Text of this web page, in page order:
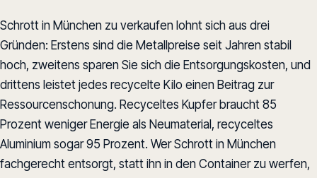
Schrott in München zu verkaufen lohnt sich aus drei
Gründen: Erstens sind die Metallpreise seit Jahren stabil
hoch, zweitens sparen Sie sich die Entsorgungskosten, und
drittens leistet jedes recycelte Kilo einen Beitrag zur
Ressourcenschonung. Recyceltes Kupfer braucht 85
Prozent weniger Energie als Neumaterial, recyceltes
Aluminium sogar 95 Prozent. Wer Schrott in München
fachgerecht entsorgt, statt ihn in den Container zu werfen,